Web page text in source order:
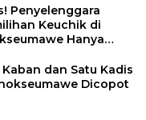
Penyelenggara
Keuchik di
Hanya
Kaban dan Satu Kadis
Dicopot